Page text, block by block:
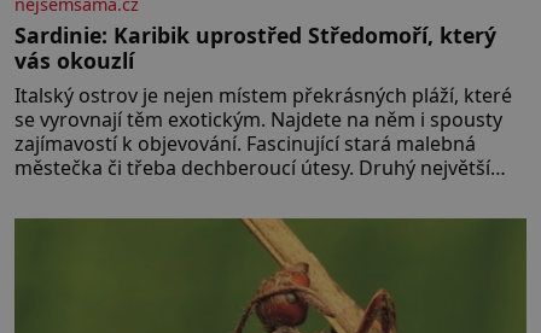
Sardinie: Karibik uprostřed Středomoří, který
vás okouzlí
Italský ostrov je nejen místem překrásných pláží, které
se vyrovnají těm exotickým. Najdete na něm i spousty
zajímavostí k objevování. Fascinující stará malebná
městečka či třeba dechberoucí útesy. Druhý největší
republiky vás ohromí nejen svými plážemi s bílým
pískem jako v Karibiku, ale i divokou krajinou, také
bohatou historií i luxusem.Zjistěte,